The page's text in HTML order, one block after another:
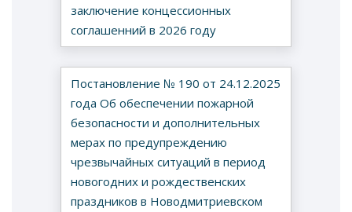
заключение концессионных
соглашенний в 2026 году
Постановление № 190 от 24.12.2025
года Об обеспечении пожарной
безопасности и дополнительных
мерах по предупреждению
чрезвычайных ситуаций в период
новогодних и рождественских
праздников в Новодмитриевском